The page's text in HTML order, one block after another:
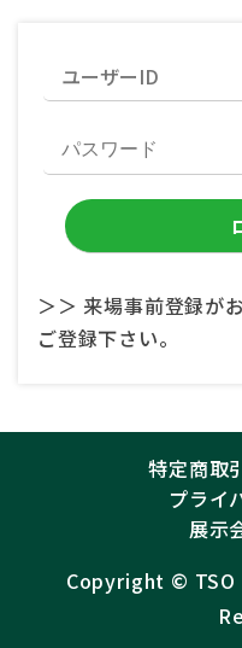
＞＞ 来場事前登録が
ご登録下さい。
特定商取
プライ
展示
Copyright ©︎